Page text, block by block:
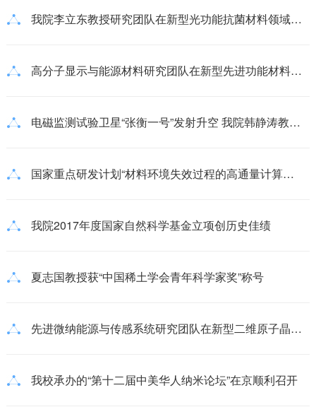
我院李立东教授研究团队在新型光功能抗菌材料领域取得新进展
高分子显示与能源材料研究团队在新型先进功能材料领域取得研究进展
电磁监测试验卫星“张衡一号”发射升空 我院韩静涛教授团队再创佳绩
国家重点研发计划“材料环境失效过程的高通量计算模拟与高通量实验技术”项目启动会在京召开
我院2017年度国家自然科学基金立项创历史佳绩
夏志国教授获“中国稀土学会青年科学家奖”称号
先进微纳能源与传感系统研究团队在新型二维原子晶体材料研究方面取得重要进展
我校承办的“第十二届中美华人纳米论坛”在京顺利召开